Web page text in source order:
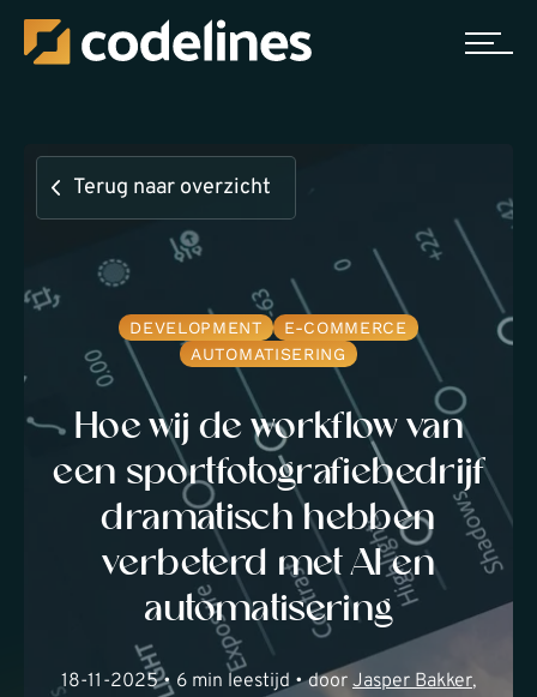
Terug naar overzicht
DEVELOPMENT
E-COMMERCE
AUTOMATISERING
Hoe wij de workflow van
een sportfotografiebedrijf
dramatisch hebben
verbeterd met AI en
automatisering
18-11-2025 • 6 min leestijd • door Jasper Bakker,